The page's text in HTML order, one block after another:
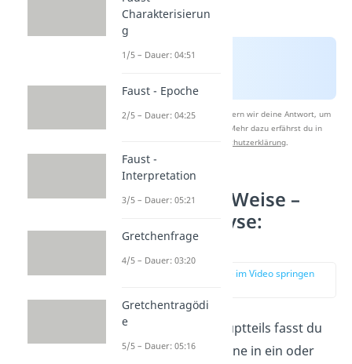
Nach Beantwortung speichern wir deine Antwort, um
Studyflix zu verbessern. Mehr dazu erfährst du in
Datenschutzerklärung.
Nathan der Weise –
Szenenanalyse:
Hauptteil
zur Stelle im Video springen
Zu Beginn des Hauptteils fasst du
denInhaltder Szene in ein oder
Charakterisierun
g
1/5 – Dauer: 04:51
Faust - Epoche
2/5 – Dauer: 04:25
Faust -
Interpretation
3/5 – Dauer: 05:21
Gretchenfrage
4/5 – Dauer: 03:20
Gretchentragödi
e
5/5 – Dauer: 05:16